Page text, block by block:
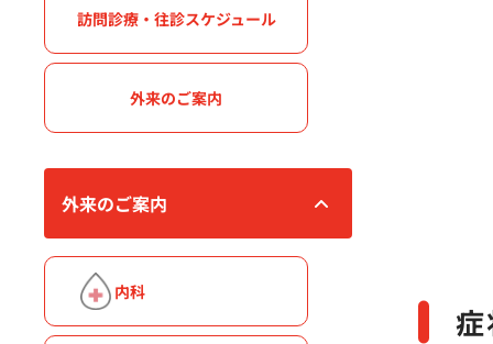
訪問診療・往診スケジュール
外来のご案内
外来のご案内
内科